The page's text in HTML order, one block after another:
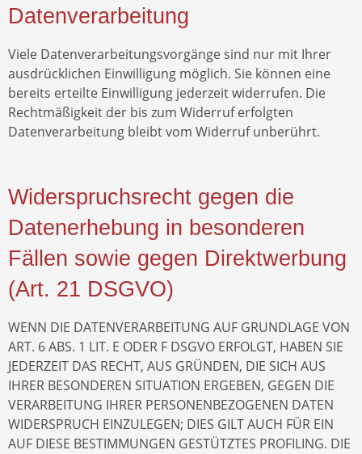
Datenverarbeitung
Viele Datenverarbeitungsvorgänge sind nur mit Ihrer
ausdrücklichen Einwilligung möglich. Sie können eine
bereits erteilte Einwilligung jederzeit widerrufen. Die
Rechtmäßigkeit der bis zum Widerruf erfolgten
Datenverarbeitung bleibt vom Widerruf unberührt.
Widerspruchsrecht gegen die
Datenerhebung in besonderen
Fällen sowie gegen Direktwerbung
(Art. 21 DSGVO)
WENN DIE DATENVERARBEITUNG AUF GRUNDLAGE VON
ART. 6 ABS. 1 LIT. E ODER F DSGVO ERFOLGT, HABEN SIE
JEDERZEIT DAS RECHT, AUS GRÜNDEN, DIE SICH AUS
IHRER BESONDEREN SITUATION ERGEBEN, GEGEN DIE
VERARBEITUNG IHRER PERSONENBEZOGENEN DATEN
WIDERSPRUCH EINZULEGEN; DIES GILT AUCH FÜR EIN
AUF DIESE BESTIMMUNGEN GESTÜTZTES PROFILING. DIE